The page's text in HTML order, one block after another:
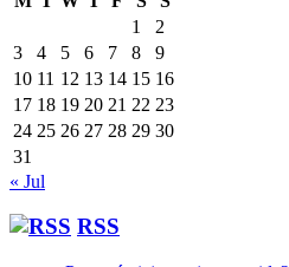
1
2
3
4 5 6 7 8
9
10 11 12 13 14 15 16
17 18 19 20 21 22 23
24 25 26 27 28 29 30
31
« Jul
RSS